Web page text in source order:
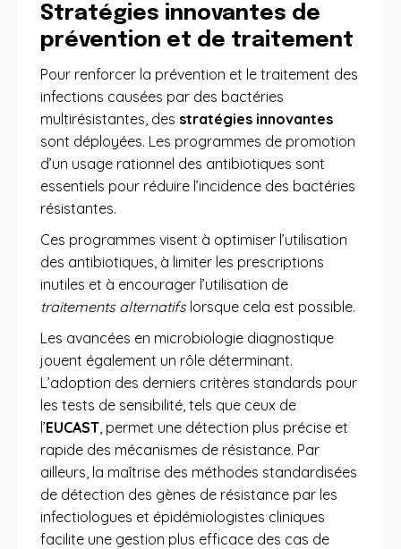
Stratégies innovantes de
prévention et de traitement
Pour renforcer la prévention et le traitement des
infections causées par des bactéries
multirésistantes, des stratégies innovantes
sont déployées. Les programmes de promotion
d’un usage rationnel des antibiotiques sont
essentiels pour réduire l’incidence des bactéries
résistantes.
Ces programmes visent à optimiser l’utilisation
des antibiotiques, à limiter les prescriptions
inutiles et à encourager l’utilisation de
traitements alternatifslorsque cela est possible.
Les avancées en microbiologie diagnostique
jouent également un rôle déterminant.
L’adoption des derniers critères standards pour
les tests de sensibilité, tels que ceux de
l’EUCAST, permet une détection plus précise et
rapide des mécanismes de résistance. Par
ailleurs, la maîtrise des méthodes standardisées
de détection des gènes de résistance par les
infectiologues et épidémiologistes cliniques
facilite une gestion plus efficace des cas de